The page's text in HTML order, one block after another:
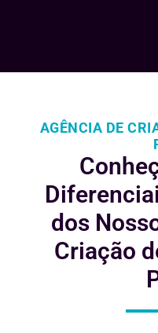
AGÊNCIA DE
dos
Criação